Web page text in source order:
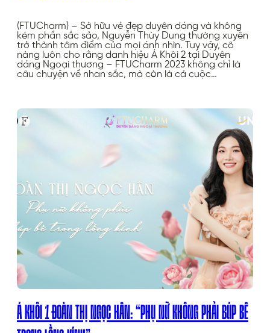
(FTUCharm) – Sở hữu vẻ đẹp duyên dáng và không
kém phần sắc sảo, Nguyễn Thùy Dung thường xuyên
trở thành tâm điểm của mọi ánh nhìn. Tuy vậy, cô
nàng luôn cho rằng danh hiệu Á Khôi 2 tại Duyên
dáng Ngoại thương – FTUCharm 2023 không chỉ là
câu chuyện về nhan sắc, mà còn là cả cuộc…
Á KHÔI 1 ĐOÀN THỊ NGỌC HÂN: “PHỤ NỮ KHÔNG PHẢI BÚP BÊ